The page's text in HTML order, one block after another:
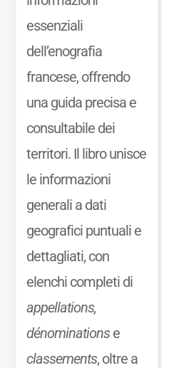
essenziali
dell’enografia
francese, offrendo
una guida precisa e
consultabile dei
territori. Il libro unisce
le informazioni
generali a dati
geografici puntuali e
dettagliati, con
elenchi completi di
appellations,
dénominationse
classements, oltre a